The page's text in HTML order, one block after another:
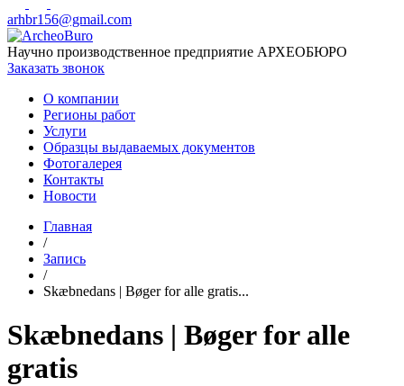
arhbr156@gmail.com
Научно производственное предприятие АРХЕОБЮРО
Заказать звонок
О компании
Регионы работ
Услуги
Образцы выдаваемых документов
Фотогалерея
Контакты
Новости
Главная
/
Запись
/
Skæbnedans | Bøger for alle gratis...
Skæbnedans | Bøger for alle
gratis